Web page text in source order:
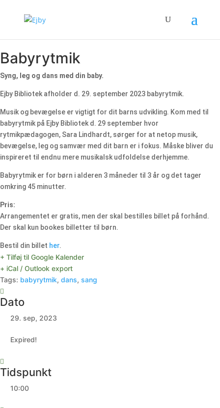
Babyrytmik
Syng, leg og dans med din baby.
Ejby Bibliotek afholder d. 29. september 2023 babyrytmik.
Musik og bevægelse er vigtigt for dit barns udvikling. Kom med til
babyrytmik på Ejby Bibliotek d. 29 september hvor
rytmikpædagogen, Sara Lindhardt, sørger for at netop musik,
bevægelse, leg og samvær med dit barn er i fokus. Måske bliver du
inspireret til endnu mere musikalsk udfoldelse derhjemme.
Babyrytmik er for børn i alderen 3 måneder til 3 år og det tager
omkring 45 minutter.
Pris:
Arrangementet er gratis, men der skal bestilles billet på forhånd.
Der skal kun bookes billetter til børn.
Bestil din billet her.
+ Tilføj til Google Kalender
+ iCal / Outlook export
Tags: babyrytmik, dans, sang
Dato
29. sep, 2023
Expired!
Tidspunkt
10:00